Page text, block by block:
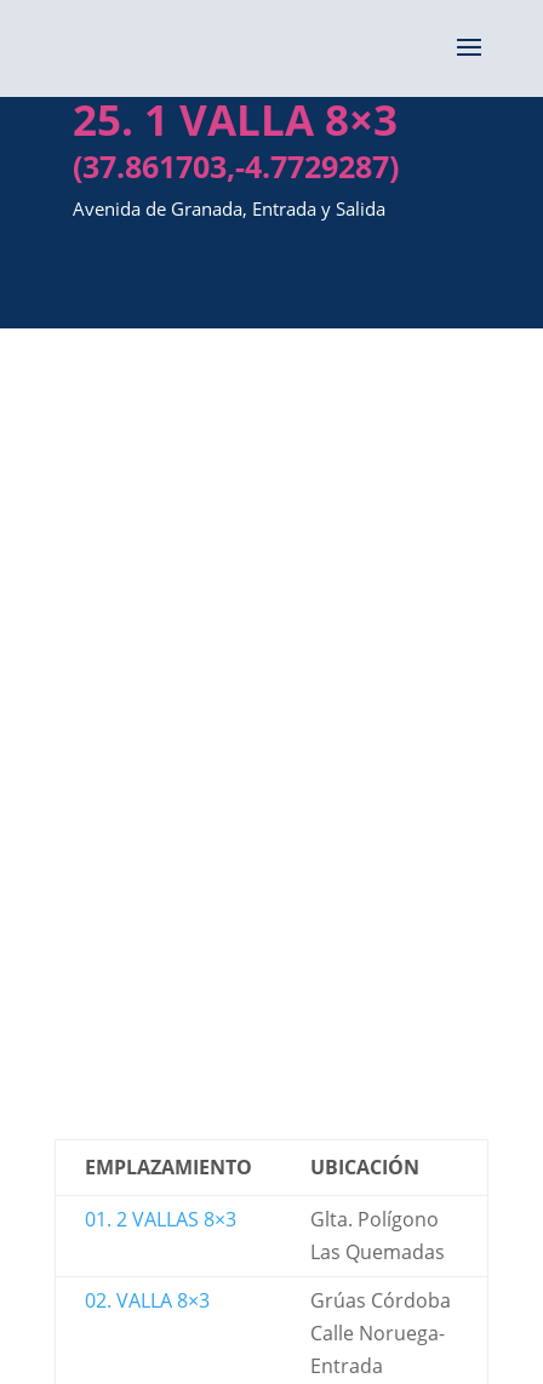
25. 1 VALLA 8×3
(37.861703,-4.7729287)
Avenida de Granada, Entrada y Salida
EMPLAZAMIENTO
UBICACIÓN
01. 2 VALLAS 8×3
Glta. Polígono
Las Quemadas
02. VALLA 8×3
Grúas Córdoba
Calle Noruega-
Entrada